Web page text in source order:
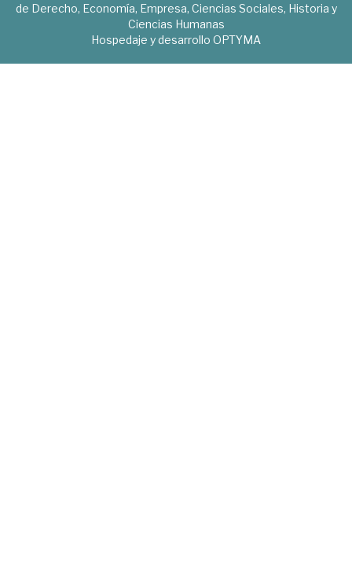
de Derecho, Economía, Empresa, Ciencias Sociales, Historia y
Ciencias Humanas
Hospedaje y desarrollo OPTYMA